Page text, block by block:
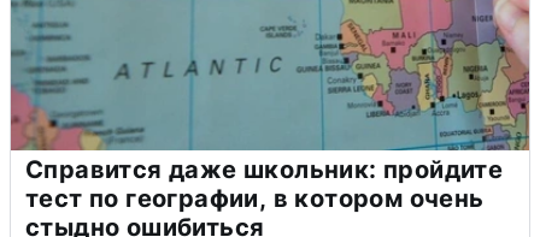
Справится даже школьник: пройдите
тест по географии, в котором очень
стыдно ошибиться